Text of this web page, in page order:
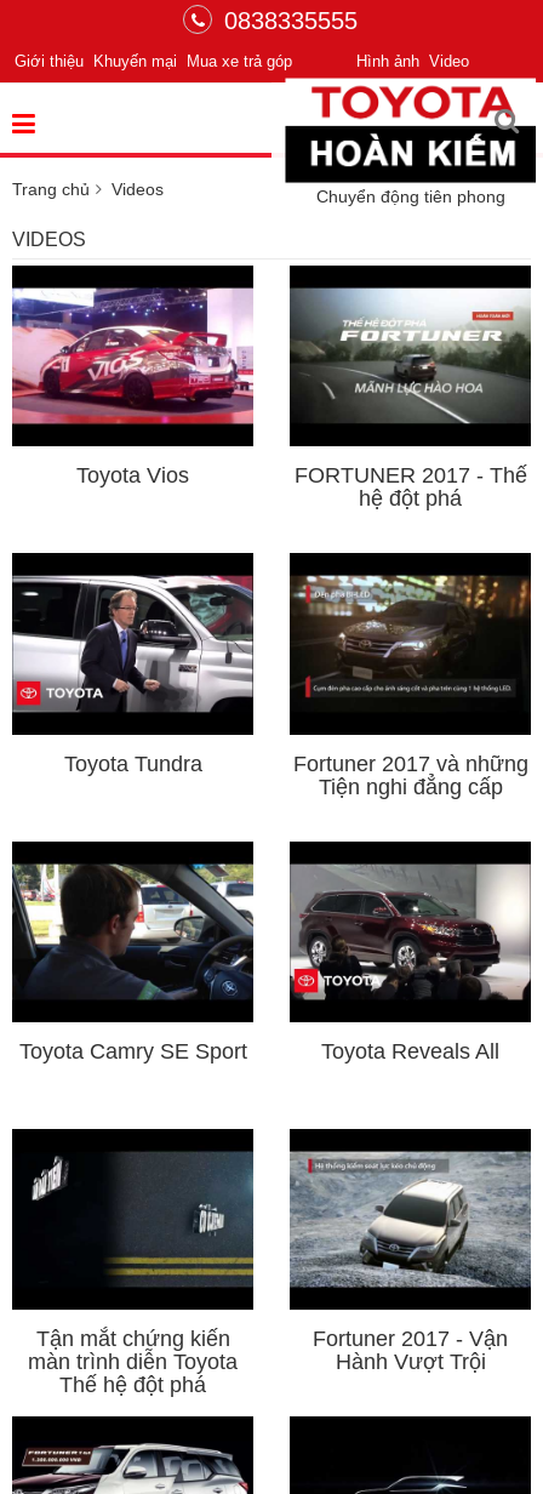
0838335555
Hình ảnh Video
Giới thiệu Khuyến mại Mua xe trả góp
Chuyển động tiên phong
Trang chủ Videos
VIDEOS
Toyota Vios
FORTUNER 2017 - Thế
hệ đột phá
Toyota Tundra
Fortuner 2017 và những
Tiện nghi đẳng cấp
Toyota Camry SE Sport Toyota Reveals All
Tận mắt chứng kiến
màn trình diễn Toyota
Thế hệ đột phá
Fortuner 2017 - Vận
Hành Vượt Trội